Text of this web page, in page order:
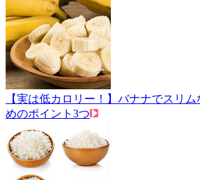
【実は低カロリー！】バナナでスリ
めのポイント3つ